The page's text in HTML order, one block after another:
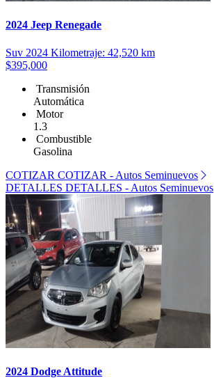
2024 Jeep Renegade
Suv 2024 Kilometraje: 42,520 km
$395,000
Transmisión
Automática
Motor
1.3
Combustible
Gasolina
COTIZAR COTIZAR - Autos Seminuevos
DETALLES DETALLES - Autos Seminuevos
2024 Dodge Attitude